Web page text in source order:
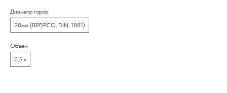
Диаметр горла
28мм (BPF/PCO, DIN, 1881)
Объем
0,5 л